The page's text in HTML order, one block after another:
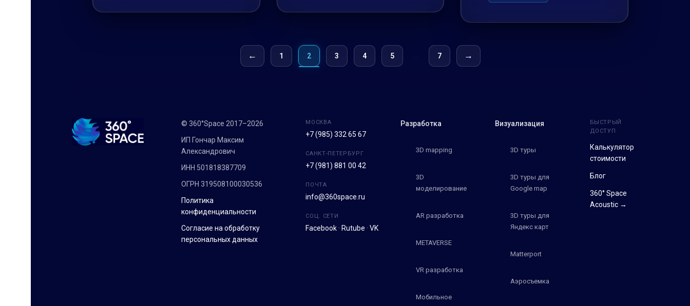
← 1 2 3 4 5 … 7 →
© 360°Space 2017–2026
ИП Гончар Максим
Александрович
ИНН 501818387709
ОГРН 319508100030536
Политика
конфиденциальности
Согласие на обработку
персональных данных
МОСКВА
+7 (985) 332 65 67
САНКТ-ПЕТЕРБУРГ
+7 (981) 881 00 42
ПОЧТА
info@360space.ru
СОЦ. СЕТИ
Facebook ·Rutube ·VK
Разработка
3D mapping
3D
моделирование
AR разработка
METAVERSE
VR разработка
Мобильное
Визуализация
3D туры
3D туры для
Google map
3D туры для
Яндекс карт
Matterport
Аэросъемка
БЫСТРЫЙ
ДОСТУП
Калькулятор
стоимости
Блог
360° Space
Acoustic →